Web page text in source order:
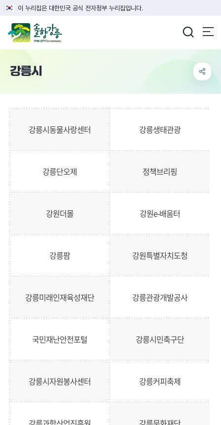
이 누리집은 대한민국 공식 전자정부 누리집입니다.
강릉시
강릉시동물사랑센터 강릉생태관광
강릉단오제 정책브리핑
강원더몰 강원e-배움터
강릉팜 강원특별자치도청
강릉미래인재육성재단 강릉관광개발공사
국민재난안전포털 강릉시민축구단
강릉시자원봉사센터 강릉커피축제